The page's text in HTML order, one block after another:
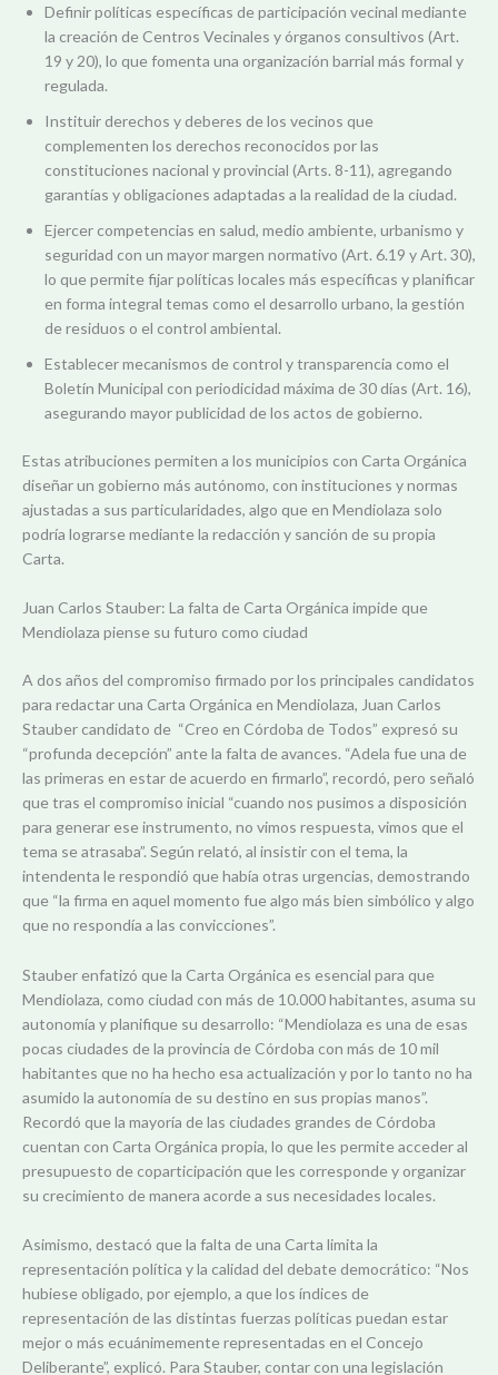
Definir políticas específicas de participación vecinal mediante
la creación de Centros Vecinales y órganos consultivos (Art.
19 y 20), lo que fomenta una organización barrial más formal y
regulada.
Instituir derechos y deberes de los vecinos que
complementen los derechos reconocidos por las
constituciones nacional y provincial (Arts. 8-11), agregando
garantías y obligaciones adaptadas a la realidad de la ciudad.
Ejercer competencias en salud, medio ambiente, urbanismo y
seguridad con un mayor margen normativo (Art. 6.19 y Art. 30),
lo que permite fijar políticas locales más específicas y planificar
en forma integral temas como el desarrollo urbano, la gestión
de residuos o el control ambiental.
Establecer mecanismos de control y transparencia como el
Boletín Municipal con periodicidad máxima de 30 días (Art. 16),
asegurando mayor publicidad de los actos de gobierno.
Estas atribuciones permiten a los municipios con Carta Orgánica
diseñar un gobierno más autónomo, con instituciones y normas
ajustadas a sus particularidades, algo que en Mendiolaza solo
podría lograrse mediante la redacción y sanción de su propia
Carta.
Juan Carlos Stauber: La falta de Carta Orgánica impide que
Mendiolaza piense su futuro como ciudad
A dos años del compromiso firmado por los principales candidatos
para redactar una Carta Orgánica en Mendiolaza, Juan Carlos
Stauber candidato de “Creo en Córdoba de Todos” expresó su
“profunda decepción” ante la falta de avances. “Adela fue una de
las primeras en estar de acuerdo en firmarlo”, recordó, pero señaló
que tras el compromiso inicial “cuando nos pusimos a disposición
para generar ese instrumento, no vimos respuesta, vimos que el
tema se atrasaba”. Según relató, al insistir con el tema, la
intendenta le respondió que había otras urgencias, demostrando
que “la firma en aquel momento fue algo más bien simbólico y algo
que no respondía a las convicciones”.
Stauber enfatizó que la Carta Orgánica es esencial para que
Mendiolaza, como ciudad con más de 10.000 habitantes, asuma su
autonomía y planifique su desarrollo: “Mendiolaza es una de esas
pocas ciudades de la provincia de Córdoba con más de 10 mil
habitantes que no ha hecho esa actualización y por lo tanto no ha
asumido la autonomía de su destino en sus propias manos”.
Recordó que la mayoría de las ciudades grandes de Córdoba
cuentan con Carta Orgánica propia, lo que les permite acceder al
presupuesto de coparticipación que les corresponde y organizar
su crecimiento de manera acorde a sus necesidades locales.
Asimismo, destacó que la falta de una Carta limita la
representación política y la calidad del debate democrático: “Nos
hubiese obligado, por ejemplo, a que los índices de
representación de las distintas fuerzas políticas puedan estar
mejor o más ecuánimemente representadas en el Concejo
Deliberante”, explicó. Para Stauber, contar con una legislación